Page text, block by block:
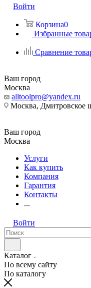
Войти
Корзина0
Избранные
Сравнение
Ваш город
Москва
alltoolpro@yandex.ru
Москва, Дмитровское
Ваш город
Москва
Услуги
Как купить
Компания
Гарантия
Контакты
...
Войти
Каталог
По всему сайту
По каталогу